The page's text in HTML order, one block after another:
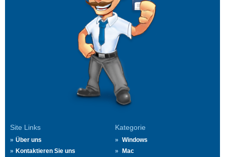
Site Links
Über uns
Kontaktieren Sie uns
Kategorie
Windows
Mac